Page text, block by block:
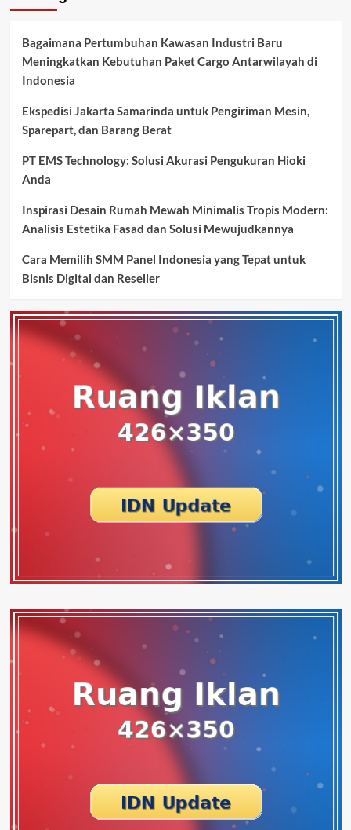
Bagaimana Pertumbuhan Kawasan Industri Baru
Meningkatkan Kebutuhan Paket Cargo Antarwilayah di
Indonesia
Ekspedisi Jakarta Samarinda untuk Pengiriman Mesin,
Sparepart, dan Barang Berat
PT EMS Technology: Solusi Akurasi Pengukuran Hioki
Anda
Inspirasi Desain Rumah Mewah Minimalis Tropis Modern:
Analisis Estetika Fasad dan Solusi Mewujudkannya
Cara Memilih SMM Panel Indonesia yang Tepat untuk
Bisnis Digital dan Reseller